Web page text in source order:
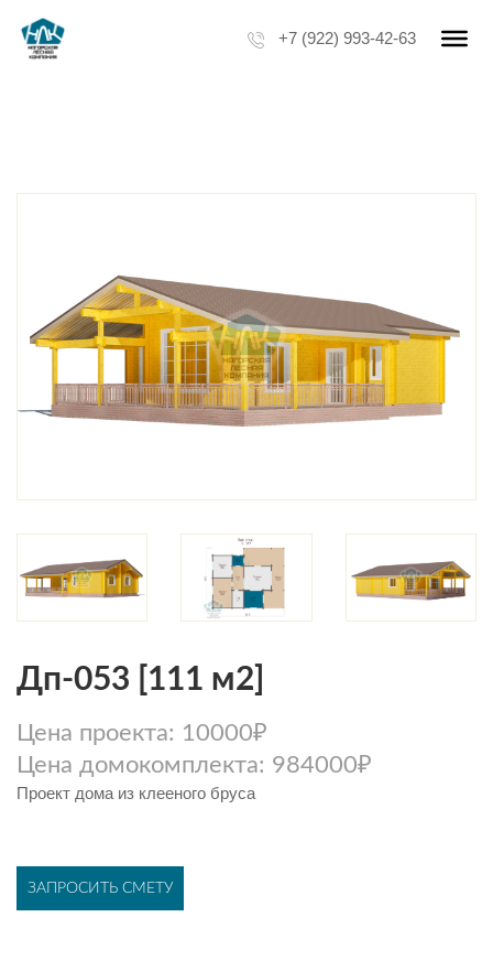
+7 (922) 993-42-63
Дп-053 [111 м2]
Цена проекта: 10000₽
Цена домокомплекта: 984000₽
Проект дома из клееного бруса
ЗАПРОСИТЬ СМЕТУ